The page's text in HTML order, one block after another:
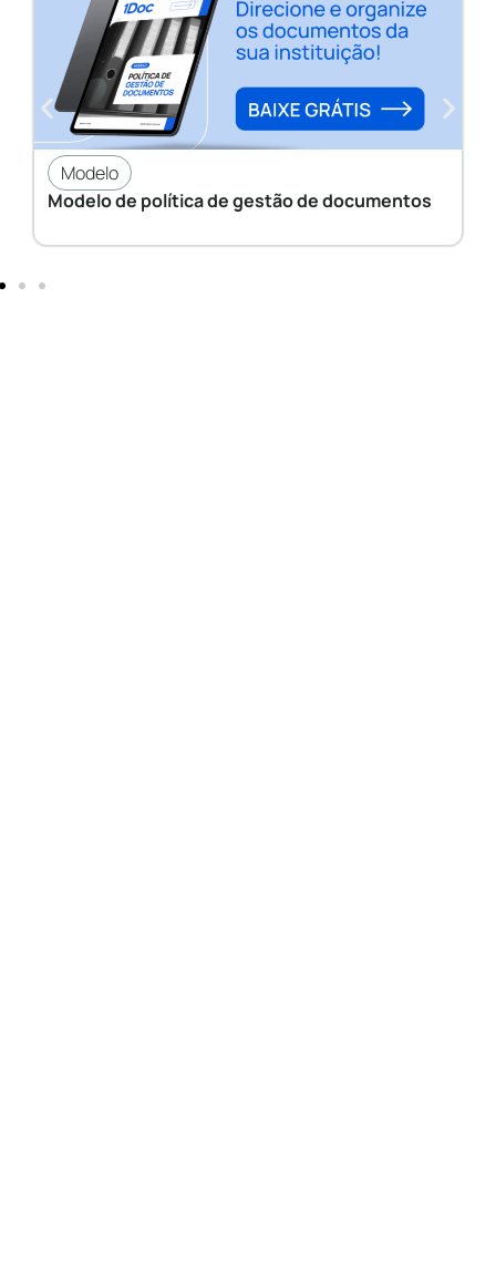
Modelo
Modelo de política de gestão de documentos